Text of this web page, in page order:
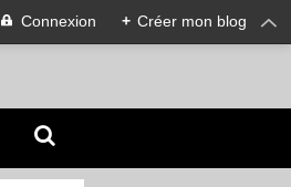
Connexion + Créer mon blog